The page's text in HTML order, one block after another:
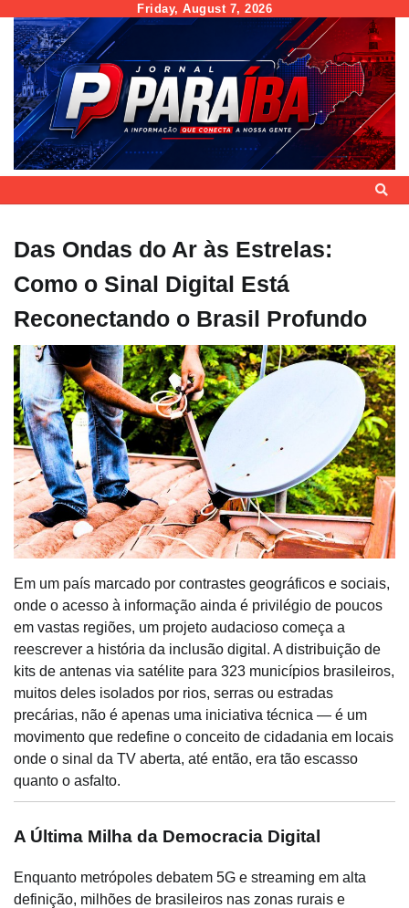
content
Friday, August 7, 2026
Das Ondas do Ar às Estrelas:
Como o Sinal Digital Está
Reconectando o Brasil Profundo
Em um país marcado por contrastes geográficos e sociais,
onde o acesso à informação ainda é privilégio de poucos
em vastas regiões, um projeto audacioso começa a
reescrever a história da inclusão digital. A distribuição de
kits de antenas via satélite para 323 municípios brasileiros,
muitos deles isolados por rios, serras ou estradas
precárias, não é apenas uma iniciativa técnica — é um
movimento que redefine o conceito de cidadania em locais
onde o sinal da TV aberta, até então, era tão escasso
quanto o asfalto.
A Última Milha da Democracia Digital
Enquanto metrópoles debatem 5G e streaming em alta
definição, milhões de brasileiros nas zonas rurais e